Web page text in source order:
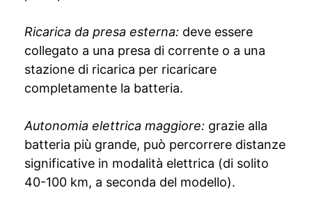
Ricarica da presa esterna: deve essere
collegato a una presa di corrente o a una
stazione di ricarica per ricaricare
completamente la batteria.
Autonomia elettrica maggiore: grazie alla
batteria più grande, può percorrere distanze
significative in modalità elettrica (di solito
40-100 km, a seconda del modello).